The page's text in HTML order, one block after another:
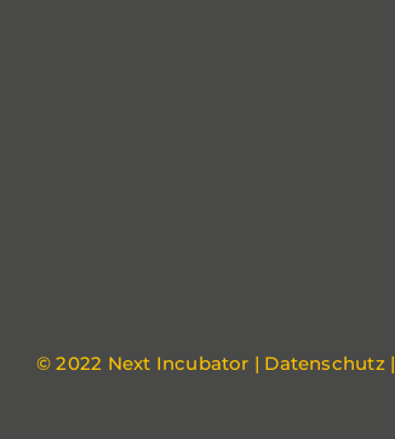
© 2022 Next Incubator | Datenschutz|